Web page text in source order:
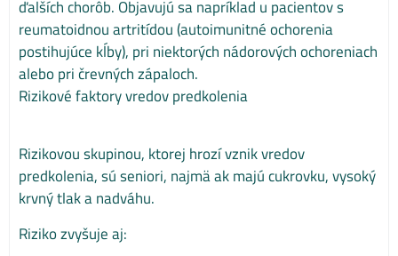
ďalších chorôb. Objavujú sa napríklad u pacientov s
reumatoidnou artritídou (autoimunitné ochorenia
postihujúce kĺby), pri niektorých nádorových ochoreniach
alebo pri črevných zápaloch.
Rizikové faktory vredov predkolenia
Rizikovou skupinou, ktorej hrozí vznik vredov
predkolenia, sú seniori, najmä ak majú cukrovku, vysoký
krvný tlak a nadváhu.
Riziko zvyšuje aj: